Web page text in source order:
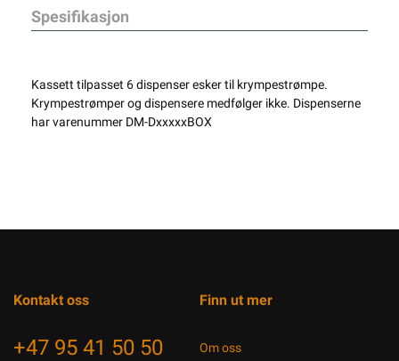
Spesifikasjon
Kassett tilpasset 6 dispenser esker til krympestrømpe.
Krympestrømper og dispensere medfølger ikke. Dispenserne
har varenummer DM-DxxxxxBOX
Kontakt oss
+47 95 41 50 50
Finn ut mer
Om oss